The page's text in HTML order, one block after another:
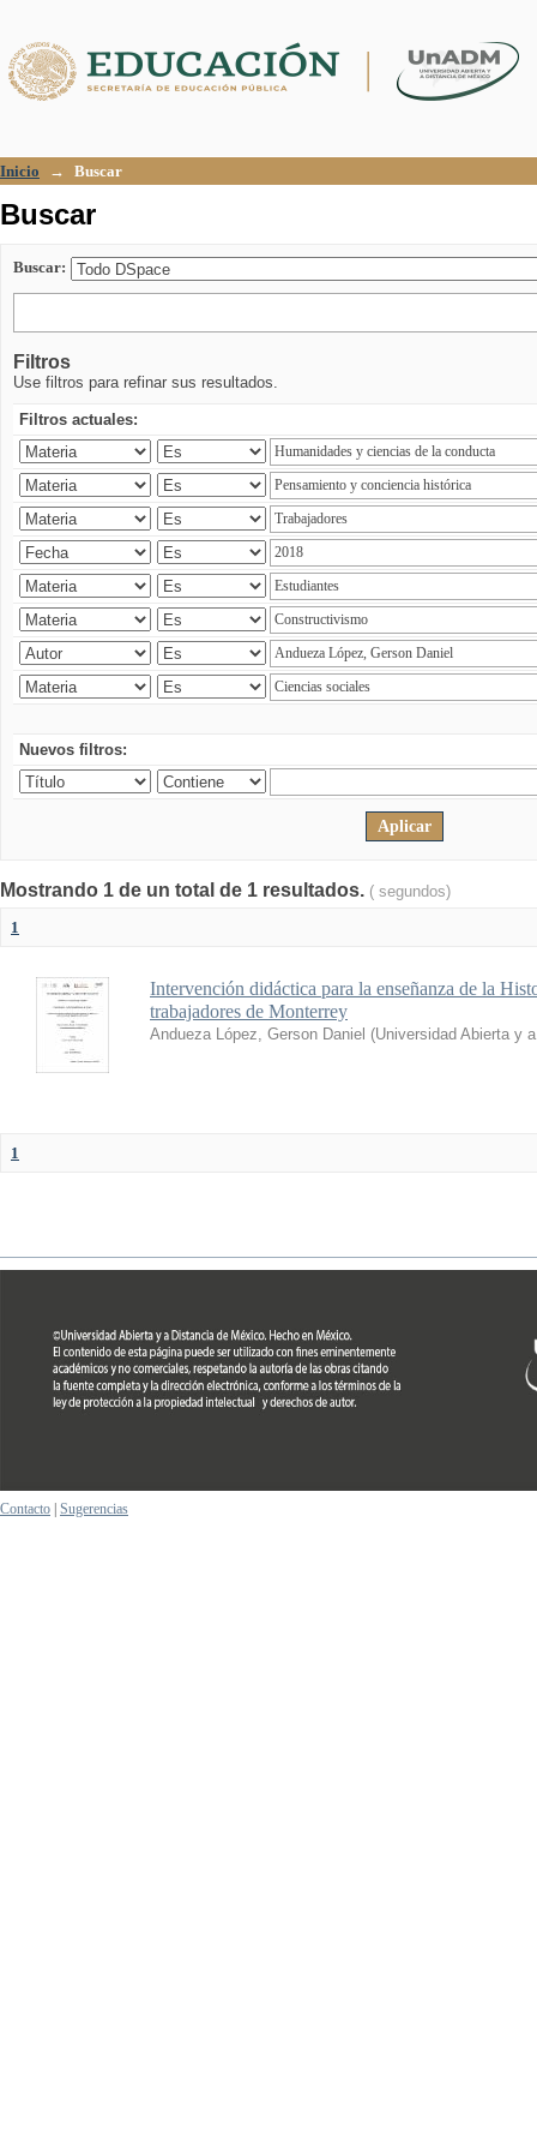
Inicio → Buscar
Buscar
Buscar:
Filtros
Use filtros para refinar sus resultados.
Filtros actuales:
Nuevos filtros:
Mostrando 1 de un total de 1 resultados. ( segundos)
1
Intervención didáctica para la enseñanza de la
trabajadores de Monterrey
Andueza López, Gerson Daniel (Universidad Abierta y
1
Contacto Sugerencias